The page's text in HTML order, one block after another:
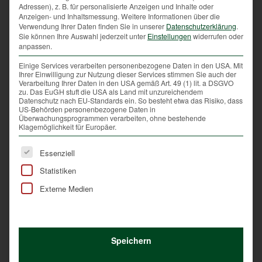
unterlassen. Wenn die Wildtiere in ihrer gewohnten
Umgebung ein Donnergrollen in der Ferne
wahrnehmen, das ist für sie wie ein Gewitter – also
nichts, wovor sie panische Angst haben müssten.
Rücksichtnahme ist auch besonders gefordert, wenn
es um Wildtiere geht, die in der Stadt leben. Etwa
Wasservögel auf stadtnahen Gewässern. Wird in ihrer
unmittelbaren Nähe geknallt, schrecken sie auf und
fliegen teilweise panisch weg, um sich einen neuen
Unterschlupf zu suchen, den sie aber in dieser Zeit
kaum finden.
Adressen), z. B. für personalisierte Anzeigen und Inhalte oder
Anzeigen- und Inhaltsmessung. Weitere Informationen über die
Verwendung Ihrer Daten finden Sie in unserer Datenschutzerklärung.
Sie können Ihre Auswahl jederzeit unter Einstellungen widerrufen oder
anpassen.
Einige Services verarbeiten personenbezogene Daten in den USA. Mit
Ihrer Einwilligung zur Nutzung dieser Services stimmen Sie auch der
Verarbeitung Ihrer Daten in den USA gemäß Art. 49 (1) lit. a DSGVO
zu. Das EuGH stuft die USA als Land mit unzureichendem
Datenschutz nach EU-Standards ein. So besteht etwa das Risiko, dass
US-Behörden personenbezogene Daten in
Überwachungsprogrammen verarbeiten, ohne bestehende
Klagemöglichkeit für Europäer.
Es folgt eine Liste der Service-Gruppen, für die eine
Essenziell
Statistiken
Externe Medien
Speichern